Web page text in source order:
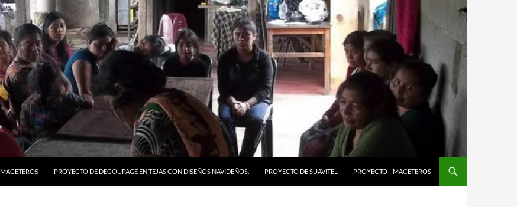
MACETEROS PROYECTO DE DECOUPAGE EN TEJAS CON DISEÑOS NAVIDEÑOS. PROYECTO DE SUAVITEL PROYECTO—MACETEROS